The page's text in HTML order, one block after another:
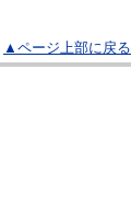
▲ページ上部に戻る